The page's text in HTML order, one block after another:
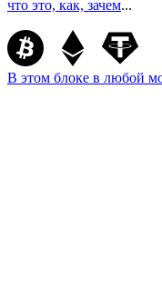
что это, как, зачем...
В этом блоке в любой